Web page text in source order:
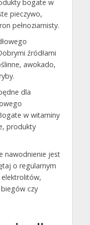
bogate w
pieczywo,
pełnoziarnisty.
źródłami
awokado,
dla
w witaminy
produkty
nawodnienie jest
o regularnym
elektrolitów,
czy